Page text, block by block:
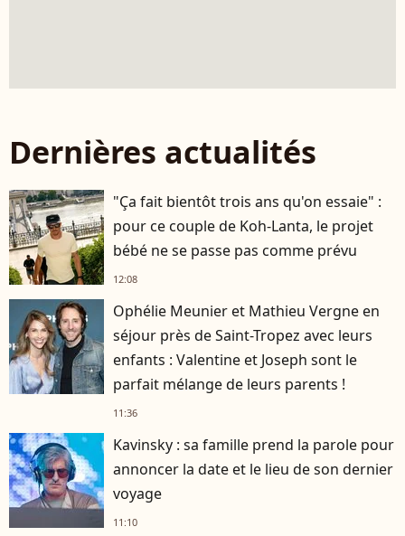
Dernières actualités
"Ça fait bientôt trois ans qu'on essaie" :
pour ce couple de Koh-Lanta, le projet
bébé ne se passe pas comme prévu
12:08
Ophélie Meunier et Mathieu Vergne en
séjour près de Saint-Tropez avec leurs
enfants : Valentine et Joseph sont le
parfait mélange de leurs parents !
11:36
Kavinsky : sa famille prend la parole pour
annoncer la date et le lieu de son dernier
voyage
11:10